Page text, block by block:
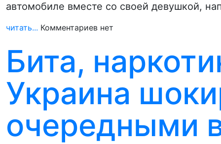
автомобиле вместе со своей девушкой,
читать... Комментариев нет
Бита,
Украина
очередными